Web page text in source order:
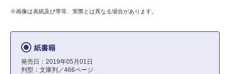
※画像は表紙及び帯等、実際とは異なる場合があります。
紙書籍
発売日：2019年05月01日
判型：文庫判／466ページ